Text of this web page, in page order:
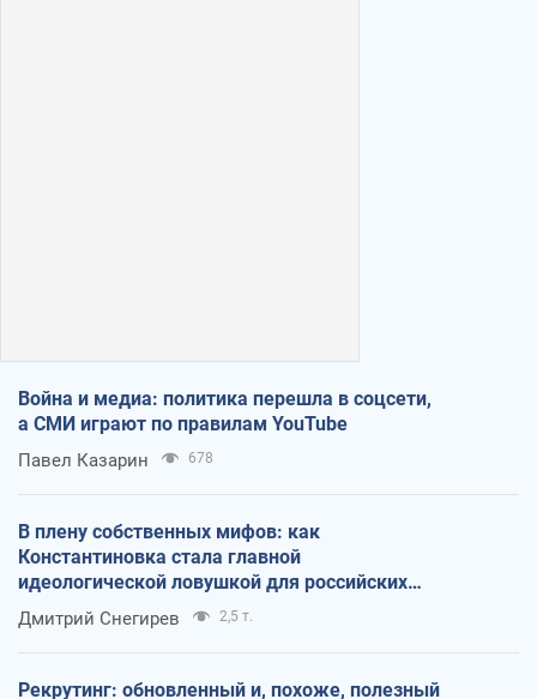
Война и медиа: политика перешла в соцсети,
а СМИ играют по правилам YouTube
Павел Казарин 678
В плену собственных мифов: как
Константиновка стала главной
идеологической ловушкой для российских
оккупантов
Дмитрий Снегирев 2,5 т.
Рекрутинг: обновленный и, похоже, полезный